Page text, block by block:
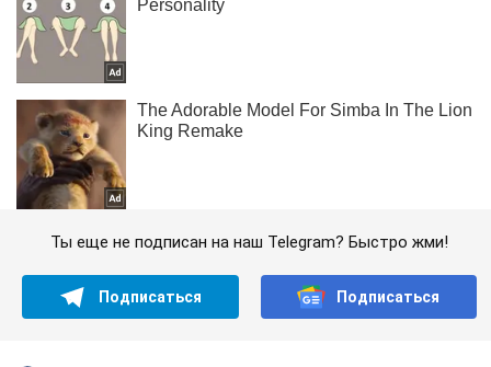
Ты еще не подписан на наш Telegram? Быстро жми!
Подписаться Подписаться